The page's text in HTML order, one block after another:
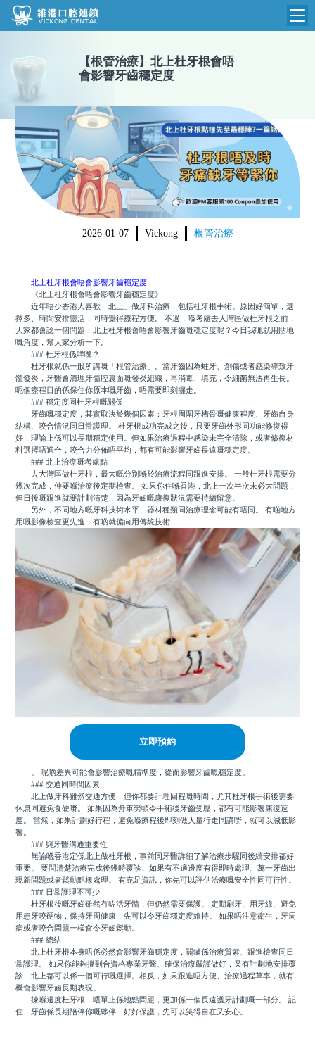
維港首頁
品牌介紹
環境設備
醫院新聞
收費標準
N
收費總表
植牙收費
根管收費
美學收費
箍牙收費
醫生團隊
門診時間
【根管治療】 北上杜牙根會唔
會影響牙齒穩定度
2026-01-07 Vickong 根管治療
北上杜牙根會唔會影響牙齒穩定度
《北上杜牙根會唔會影響牙齒穩定度》
近年唔少香港人喜歡「北上」做牙科治療，包括杜牙根手術。原因好簡單，選
擇多、時間安排靈活，同時覺得療程方便。 不過，喺考慮去大灣區做杜牙根之前，
大家都會諗一個問題：北上杜牙根會唔會影響牙齒嘅穩定度呢？今日我哋就用貼地
嘅角度，幫大家分析一下。
### 杜牙根係咩嚟？
杜牙根就係一般所講嘅「根管治療」。當牙齒因為蛀牙、創傷或者感染導致牙
髓發炎，牙醫會清理牙髓腔裏面嘅發炎組織，再消毒、填充，令細菌無法再生長。
呢個療程目的係保住你原本嘅牙齒，唔需要即刻攞走。
### 穩定度同杜牙根嘅關係
牙齒嘅穩定度，其實取決於幾個因素：牙根周圍牙槽骨嘅健康程度、牙齒自身
結構、咬合情況同日常護理。 杜牙根成功完成之後，只要牙齒外形同功能修復得
好，理論上係可以長期穩定使用。但如果治療過程中感染未完全清除，或者修復材
料選擇唔適合，咬合力分佈唔平均，都有可能影響牙齒長遠嘅穩定度。
### 北上治療嘅考慮點
去大灣區做杜牙根，最大嘅分別喺於治療流程同跟進安排。 一般杜牙根需要分
幾次完成，仲要喺治療後定期檢查。 如果你住喺香港，北上一次半次未必大問題，
但日後嘅跟進就要計劃清楚，因為牙齒嘅康復狀況需要持續留意。
另外，不同地方嘅牙科技術水平、器材種類同治療理念可能有唔同。 有啲地方
用嘅影像檢查更先進，有啲就偏向用傳統技術
立即預約
。 呢啲差異可能會影響治療嘅精準度，從而影響牙齒嘅穩定度。
### 交通同時間因素
北上做牙科雖然交通方便，但你都要計埋回程嘅時間，尤其杜牙根手術後需要
休息同避免食硬嘢。 如果因為舟車勞頓令手術後牙齒受壓，都有可能影響康復速
度。 當然，如果計劃好行程，避免喺療程後即刻做大量行走同講嘢，就可以減低影
響。
### 與牙醫溝通重要性
無論喺香港定係北上做杜牙根，事前同牙醫詳細了解治療步驟同後續安排都好
重要。 要問清楚治療完成後幾時覆診、如果有不適邊度有得即時處理、萬一牙齒出
現新問題或者鬆動點樣處理。 有充足資訊，你先可以評估治療嘅安全性同可行性。
### 日常護理不可少
杜牙根後嘅牙齒雖然冇咗活牙髓，但仍然需要保護。 定期刷牙、用牙線、避免
用患牙咬硬物，保持牙周健康，先可以令牙齒穩定度維持。 如果唔注意衛生，牙周
病或者咬合問題一樣會令牙齒鬆動。
### 總結
北上杜牙根本身唔係必然會影響牙齒穩定度，關鍵係治療質素、跟進檢查同日
常護理。 如果你能夠搵到合資格專業牙醫、確保治療嚴謹做好，又有計劃地安排覆
診，北上都可以係一個可行嘅選擇。相反，如果跟進唔方便、治療過程草率，就有
機會影響牙齒長期表現。
揀喺邊度杜牙根，唔單止係地點問題，更加係一個長遠護牙計劃嘅一部分。 記
住，牙齒係長期陪伴你嘅夥伴，好好保護，先可以笑得自在又安心。